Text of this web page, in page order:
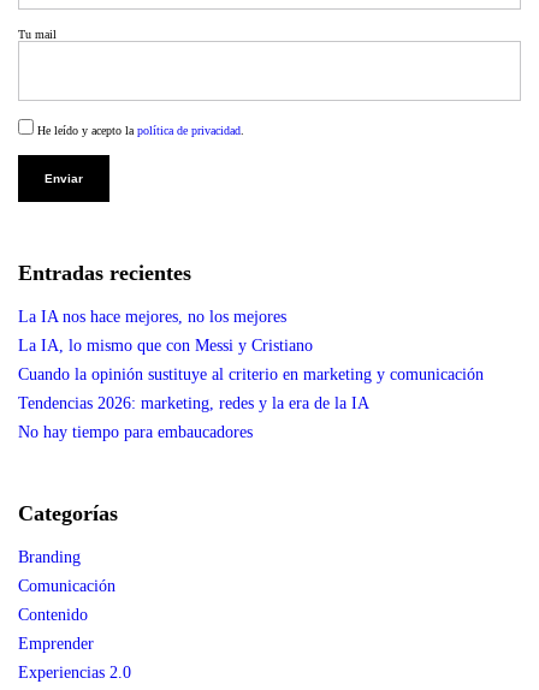
Tu mail
He leído y acepto la política de privacidad
Entradas recientes
La IA nos hace mejores, no los mejores
La IA, lo mismo que con Messi y Cristiano
Cuando la opinión sustituye al criterio en marketing y comunicación
Tendencias 2026: marketing, redes y la era de la IA
No hay tiempo para embaucadores
Categorías
Branding
Comunicación
Contenido
Emprender
Experiencias 2.0